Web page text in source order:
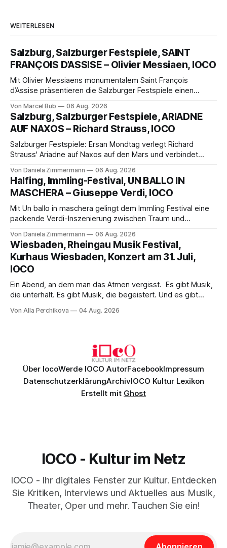
WEITERLESEN
Salzburg, Salzburger Festspiele, SAINT
FRANÇOIS D’ASSISE – Olivier Messiaen, IOCO
Mit Olivier Messiaens monumentalem Saint François
d’Assise präsentieren die Salzburger Festspiele einen
eine bildgewaltige Inszenierung, Maxime Pascal entfaltet
die komplexe Partitur eindrucksvoll, Philippe Sly berührt als
Franziskus.
Von Marcel Bub 06 Aug. 2026
Salzburg, Salzburger Festspiele, ARIADNE
AUF NAXOS – Richard Strauss, IOCO
Salzburger Festspiele: Ersan Mondtag verlegt Richard
Strauss' Ariadne auf Naxos auf den Mars und verbindet
Aufführung mit starken Solisten und den Wiener
Philharmonikern, szenisch bleibt der zweite Akt jedoch
hinter den Erwartungen zurück.
Von Daniela Zimmermann 06 Aug. 2026
Halfing, Immling-Festival, UN BALLO IN
MASCHERA – Giuseppe Verdi, IOCO
Mit Un ballo in maschera gelingt dem Immling Festival eine
packende Verdi-Inszenierung zwischen Traum und
psychologische Tiefe mit starken Bildern, getragen von
einem spielfreudigen Ensemble und einer musikalisch
überzeugenden Gesamtleistung.
Von Daniela Zimmermann 06 Aug. 2026
Wiesbaden, Rheingau Musik Festival,
Kurhaus Wiesbaden, Konzert am 31. Juli,
IOCO
Ein Abend, an dem man das Atmen vergisst. Es gibt Musik,
die unterhält. Es gibt Musik, die begeistert. Und es gibt
Genau so war der Abend im Kurhaus Wiesbaden, an dem
Von Alla Perchikova 04 Aug. 2026
Über IocoWerde IOCO AutorFacebookImpressum
DatenschutzerklärungArchivIOCO Kultur Lexikon
Erstellt mit Ghost
IOCO - Kultur im Netz
IOCO - Ihr digitales Fenster zur Kultur. Entdecken
Sie Kritiken, Interviews und Aktuelles aus Musik,
Theater, Oper und mehr. Tauchen Sie ein!